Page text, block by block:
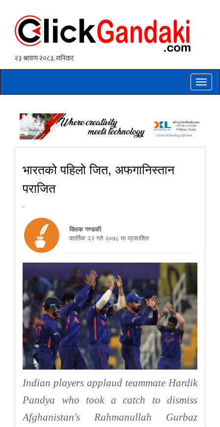
Toggle
भारतको पहिलो जित, अफगानिस्तान
पराजित
-
क्लिक गण्डकी
कार्तिक २२ गते २०७८ मा प्रकाशित
Indian players applaud teammate Hardik
Pandya who took a catch to dismiss
Afghanistan's Rahmanullah Gurbaz